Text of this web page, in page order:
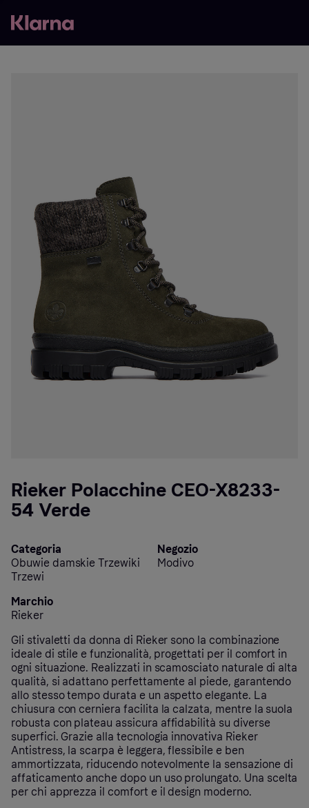
Rieker Polacchine CEO-X8233-
54 Verde
Categoria
Obuwie damskie Trzewiki
Trzewi
Negozio
Modivo
Marchio
Rieker
Gli stivaletti da donna di Rieker sono la combinazione
ideale di stile e funzionalità, progettati per il comfort in
ogni situazione. Realizzati in scamosciato naturale di alta
qualità, si adattano perfettamente al piede, garantendo
allo stesso tempo durata e un aspetto elegante. La
chiusura con cerniera facilita la calzata, mentre la suola
robusta con plateau assicura affidabilità su diverse
superfici. Grazie alla tecnologia innovativa Rieker
Antistress, la scarpa è leggera, flessibile e ben
ammortizzata, riducendo notevolmente la sensazione di
affaticamento anche dopo un uso prolungato. Una scelta
per chi apprezza il comfort e il design moderno.